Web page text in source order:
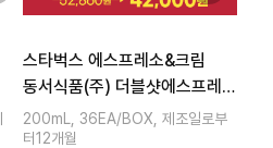
스타벅스 에스프레소&크림
동서식품(주) 더블샷에스프레소
앤크림
200mL, 36EA/BOX, 제조일로부
터12개월